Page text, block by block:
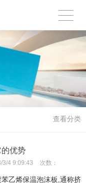
查看分类
优势
3/4 9:09:43 次数：
乙烯保温泡沫板,通称挤